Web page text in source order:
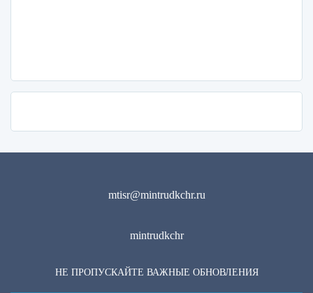
mtisr@mintrudkchr.ru
mintrudkchr
НЕ ПРОПУСКАЙТЕ ВАЖНЫЕ ОБНОВЛЕНИЯ